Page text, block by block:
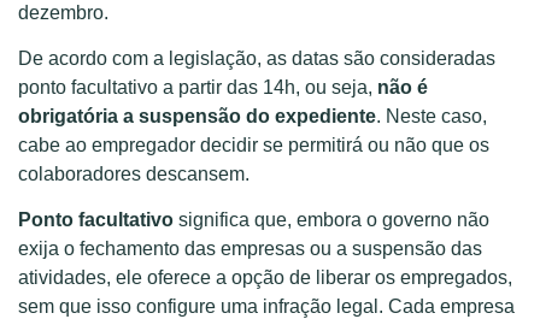
dezembro.
De acordo com a legislação, as datas são consideradas
ponto facultativo a partir das 14h, ou seja, não é
obrigatória a suspensão do expediente. Neste caso,
cabe ao empregador decidir se permitirá ou não que os
colaboradores descansem.
Ponto facultativo significa que, embora o governo não
exija o fechamento das empresas ou a suspensão das
atividades, ele oferece a opção de liberar os empregados,
sem que isso configure uma infração legal. Cada empresa